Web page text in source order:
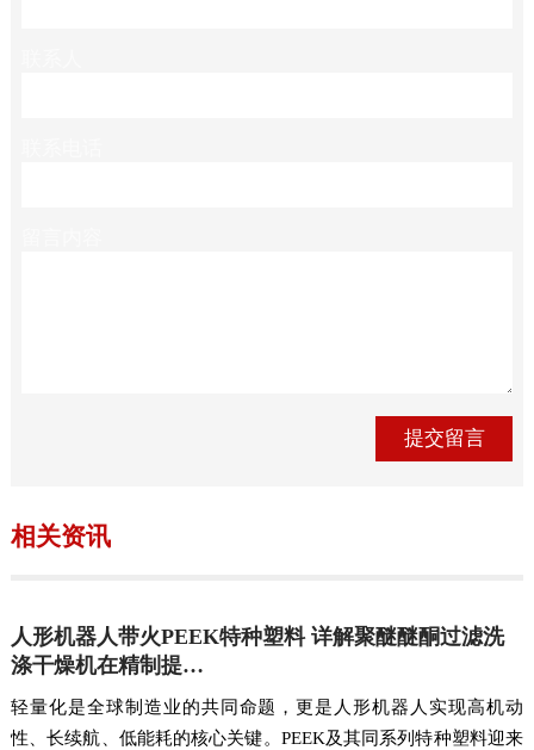
相关资讯
人形机器人带火PEEK特种塑料 详解聚醚醚酮过滤洗
涤干燥机在精制提…
轻量化是全球制造业的共同命题，更是人形机器人实现高机动
性、长续航、低能耗的核心关键。PEEK及其同系列特种塑料迎来